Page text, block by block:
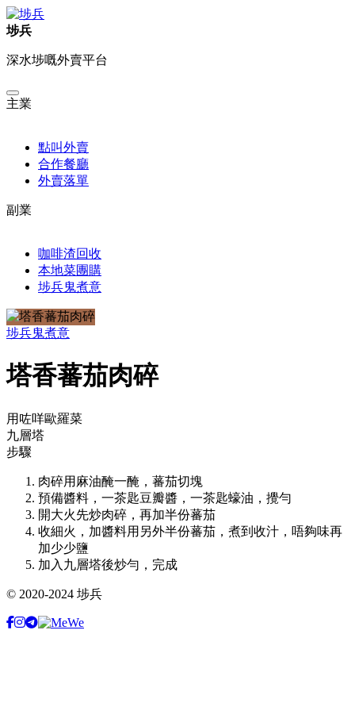
埗兵
深水埗嘅外賣平台
主業
點叫外賣
合作餐廳
外賣落單
副業
咖啡渣回收
本地菜團購
埗兵鬼煮意
埗兵鬼煮意
塔香蕃茄肉碎
用咗咩歐羅菜
九層塔
步驟
肉碎用麻油醃一醃，蕃茄切塊
預備醬料，一茶匙豆瓣醬，一茶匙蠔油，攪勻
開大火先炒肉碎，再加半份蕃茄
收細火，加醬料用另外半份蕃茄，煮到收汁，唔夠味再
加少少鹽
加入九層塔後炒勻，完成
© 2020-2024 埗兵
Facebook
Instagram
Telegram